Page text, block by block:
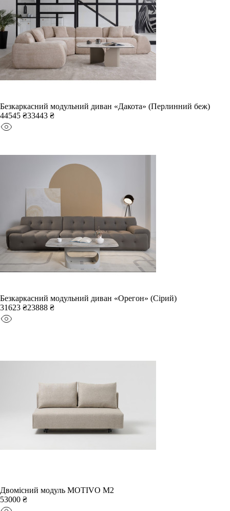
Безкаркасний модульний диван «Дакота» (Перлинний беж)
44545 ₴33443 ₴
Безкаркасний модульний диван «Орегон» (Сірий)
31623 ₴23888 ₴
Двомісний модуль MOTIVO M2
53000 ₴